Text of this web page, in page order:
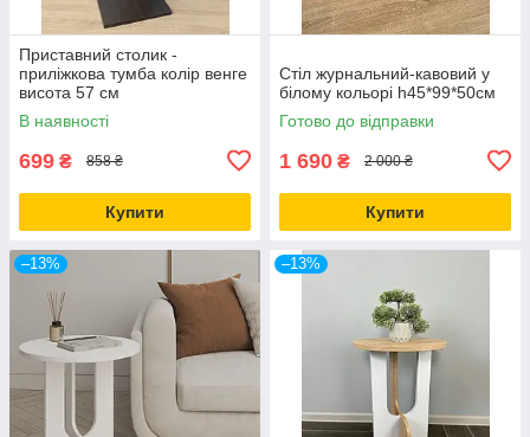
Приставний столик -
приліжкова тумба колір венге
висота 57 см
В наявності
699 ₴ 858 ₴
Купити
Стіл журнальний-кавовий у
білому кольорі h45*99*50см
Готово до відправки
1 690 ₴ 2 000 ₴
Купити
–13% –13%